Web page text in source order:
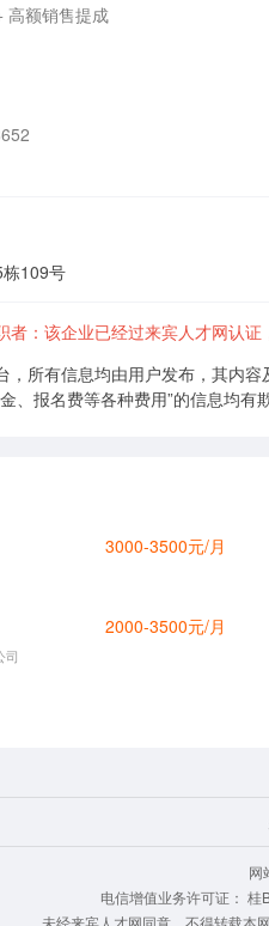
高额销售提成
109号
：该企业已经过来宾人才网认证
所有信息均由用户发布，其内容
、报名费等各种费用”的信息均有
3000-3500元/月
2000-3500元/月
司
网
电信增值业务许可证：
未经来宾人才网同意，不得转载本